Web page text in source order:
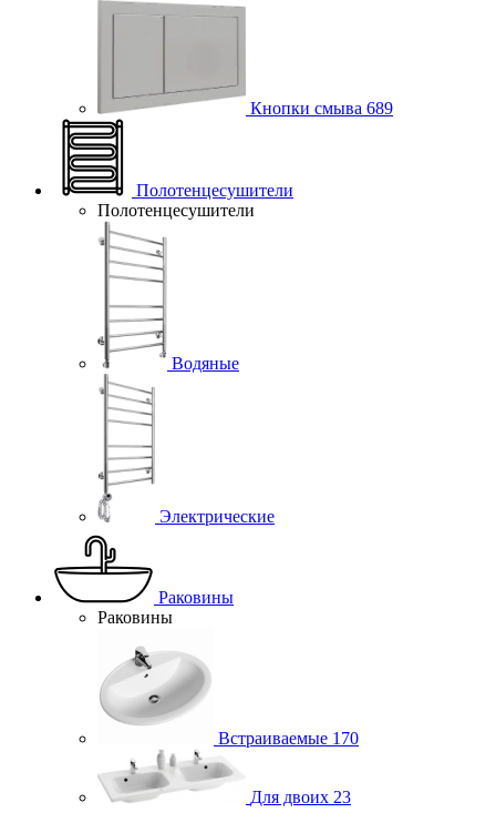
Кнопки смыва 689
Полотенцесушители
Полотенцесушители
Водяные
Электрические
Раковины
Раковины
Встраиваемые 170
Для двоих 23